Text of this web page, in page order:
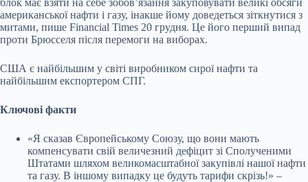
блок має взяти на себе зобовʼязання закуповувати великі обсяги
американської нафти і газу, інакше йому доведеться зіткнутися з
митами, пише Financial Times 20 грудня. Це його перший випад
проти Брюсселя після перемоги на виборах.
США є найбільшим у світі виробником сирої нафти та
найбільшим експортером СПГ.
Ключові факти
«Я сказав Європейському Союзу, що вони мають
компенсувати свій величезний дефіцит зі Сполученими
Штатами шляхом великомасштабної закупівлі нашої нафти
та газу. В іншому випадку це будуть тарифи скрізь!» –